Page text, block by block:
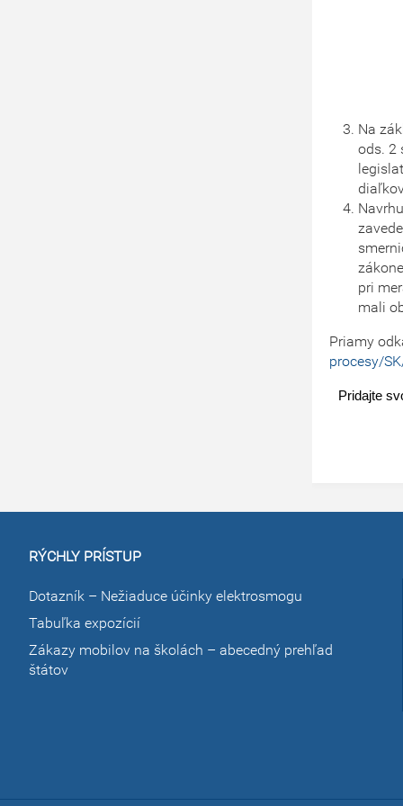
Na
ods. 2
pri
mali
Priamy
procesy/
Pridajte
RÝCHLY PRÍSTUP
Dotazník – Nežiaduce účinky elektrosmogu
Tabuľka expozícií
Zákazy mobilov na školách – abecedný prehľad
štátov